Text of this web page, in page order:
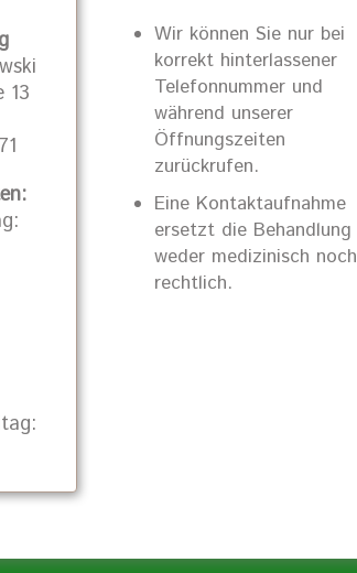
13
Wir können Sie nur bei
korrekt hinterlassener
Telefonnummer und
während unserer
Öffnungszeiten
zurückrufen.
Eine Kontaktaufnahme
ersetzt die Behandlung
weder medizinisch noch
rechtlich.